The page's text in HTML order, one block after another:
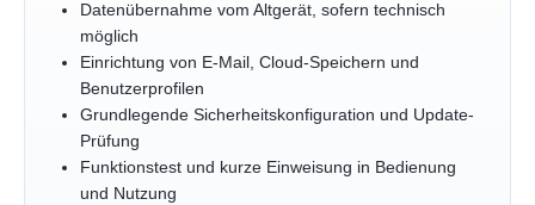
Datenübernahme vom Altgerät, sofern technisch
möglich
Einrichtung von E-Mail, Cloud-Speichern und
Benutzerprofilen
Grundlegende Sicherheitskonfiguration und Update-
Prüfung
Funktionstest und kurze Einweisung in Bedienung
und Nutzung